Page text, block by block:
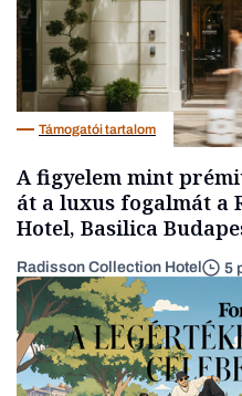
Támogatói tartalom
A figyelem mint
át a luxus fogalmát a
Hotel, Basilica
Radisson Collection Hotel 5